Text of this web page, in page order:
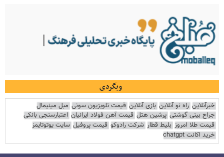
وبگردی
خبرآنلاین راه نو آنلاین بازی آنلاین قیمت تلویزیون سونی مبل مینیمال
جراح بینی گوشتی پرشین هتل قیمت آهن فولاد ایرانیان اعتبارسنجی بانکی
قیمت طلا امروز بلیط قطار شرکت رادوکو قیمت پروفیل سایت یوتوتایمز
خرید اکانت chatgpt